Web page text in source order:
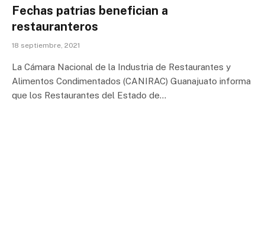
Fechas patrias benefician a
restauranteros
18 septiembre, 2021
La Cámara Nacional de la Industria de Restaurantes y
Alimentos Condimentados (CANIRAC) Guanajuato informa
que los Restaurantes del Estado de…